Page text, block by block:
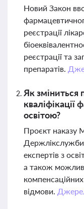
Новий Закон
реєстрації
реєстрації та
препаратів.
Як зміниться
кваліфікації
освітою?
Проєкт наказу
Держлікслужби
експертів з
а також
відмови.